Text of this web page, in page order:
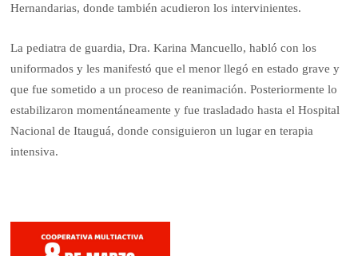
Hernandarias, donde también acudieron los intervinientes.
La pediatra de guardia, Dra. Karina Mancuello, habló con los
uniformados y les manifestó que el menor llegó en estado grave y
que fue sometido a un proceso de reanimación. Posteriormente lo
estabilizaron momentáneamente y fue trasladado hasta el Hospital
Nacional de Itauguá, donde consiguieron un lugar en terapia
intensiva.